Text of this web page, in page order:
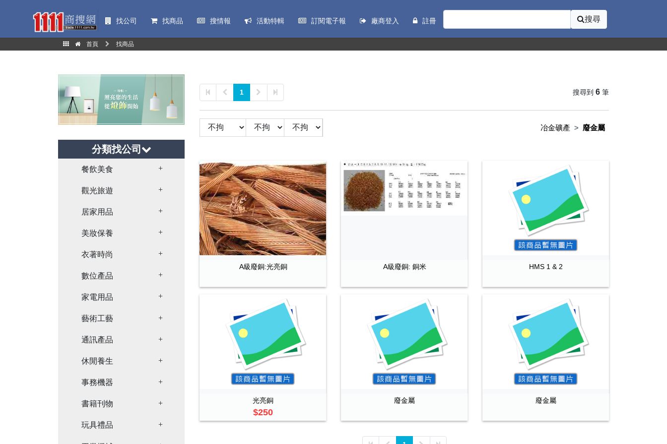
找公司 找商品 搜情報 活動特輯 訂閱電子報 廠商登入 註冊 搜尋
首頁 找商品
分類找公司
餐飲美食 Toggle Dropdown
觀光旅遊 Toggle Dropdown
居家用品 Toggle Dropdown
美妝保養 Toggle Dropdown
衣著時尚 Toggle Dropdown
數位產品 Toggle Dropdown
家電用品 Toggle Dropdown
藝術工藝 Toggle Dropdown
通訊產品 Toggle Dropdown
休閒養生 Toggle Dropdown
事務機器 Toggle Dropdown
書籍刊物 Toggle Dropdown
玩具禮品 Toggle Dropdown
1 搜尋到 6 筆
冶金礦產 廢金屬
A級廢銅:光亮銅 A級廢銅: 銅米 HMS 1 & 2
光亮銅
$250
廢金屬 廢金屬